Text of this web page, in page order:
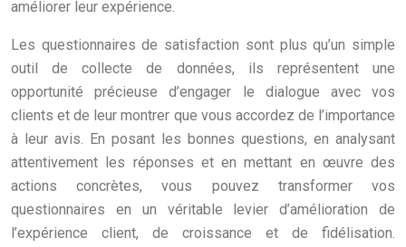
améliorer leur expérience.
Les questionnaires de satisfaction sont plus qu’un simple
outil de collecte de données, ils représentent une
opportunité précieuse d’engager le dialogue avec vos
clients et de leur montrer que vous accordez de l’importance
à leur avis. En posant les bonnes questions, en analysant
attentivement les réponses et en mettant en œuvre des
actions concrètes, vous pouvez transformer vos
questionnaires en un véritable levier d’amélioration de
l’expérience client, de croissance et de fidélisation.